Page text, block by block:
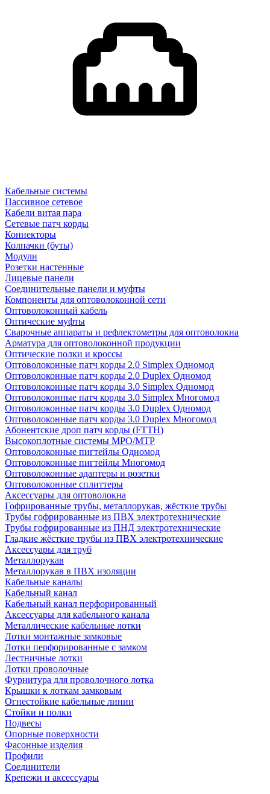
Кабельные системы
Пассивное сетевое
Кабели витая пара
Сетевые патч корды
Коннекторы
Колпачки (буты)
Модули
Розетки настенные
Лицевые панели
Соединительные панели и муфты
Компоненты для оптоволоконной сети
Оптоволоконный кабель
Оптические муфты
Сварочные аппараты и рефлектометры для оптоволокна
Арматура для оптоволоконной продукции
Оптические полки и кроссы
Оптоволоконные патч корды 2.0 Simplex Одномод
Оптоволоконные патч корды 2.0 Duplex Одномод
Оптоволоконные патч корды 3.0 Simplex Одномод
Оптоволоконные патч корды 3.0 Simplex Многомод
Оптоволоконные патч корды 3.0 Duplex Одномод
Оптоволоконные патч корды 3.0 Duplex Многомод
Абонентские дроп патч корды (FTTH)
Высокоплотные системы MPO/MTP
Оптоволоконные пигтейлы Одномод
Оптоволоконные пигтейлы Многомод
Оптоволоконные адаптеры и розетки
Оптоволоконные сплиттеры
Аксессуары для оптоволокна
Гофрированные трубы, металлорукав, жёсткие трубы
Трубы гофрированные из ПВХ электротехнические
Трубы гофрированные из ПНД электротехнические
Гладкие жёсткие трубы из ПВХ электротехнические
Аксессуары для труб
Металлорукав
Металлорукав в ПВХ изоляции
Кабельные каналы
Кабельный канал
Кабельный канал перфорированный
Аксессуары для кабельного канала
Металлические кабельные лотки
Лотки монтажные замковые
Лотки перфорированные с замком
Лестничные лотки
Лотки проволочные
Фурнитура для проволочного лотка
Крышки к лоткам замковым
Огнестойкие кабельные линии
Стойки и полки
Подвесы
Опорные поверхности
Фасонные изделия
Профили
Соединители
Крепежи и аксессуары